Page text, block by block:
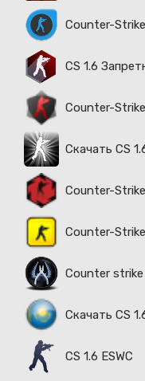
Counter-
CS 1.6
Скачать CS
Counter-
Counter-
Counter
Скачать CS
CS 1.6 ESWC